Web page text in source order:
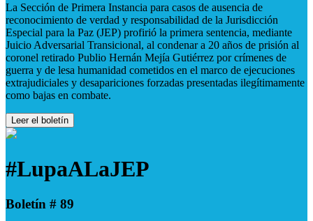
La Sección de Primera Instancia para casos de ausencia de
reconocimiento de verdad y responsabilidad de la Jurisdicción
Especial para la Paz (JEP) profirió la primera sentencia, mediante
Juicio Adversarial Transicional, al condenar a 20 años de prisión al
coronel retirado Publio Hernán Mejía Gutiérrez por crímenes de
guerra y de lesa humanidad cometidos en el marco de ejecuciones
extrajudiciales y desapariciones forzadas presentadas ilegítimamente
como bajas en combate.
Leer el boletín
#LupaALaJEP
Boletín # 89